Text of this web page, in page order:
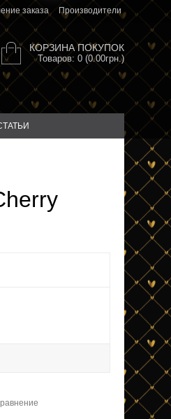
заказа Производители
КОРЗИНА ПОКУПОК
Товаров: 0 (0.00грн.)